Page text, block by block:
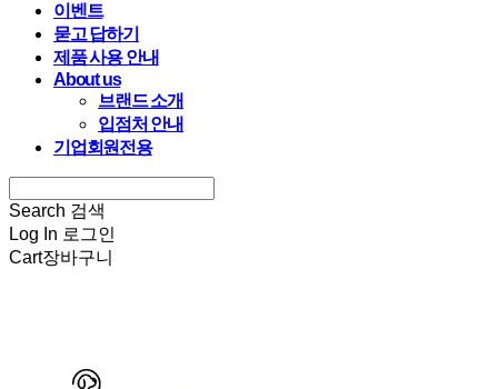
이벤트
묻고 답하기
제품 사용 안내
About us
브랜드 소개
입점처 안내
기업회원전용
Search 검색
Log In 로그인
Cart장바구니